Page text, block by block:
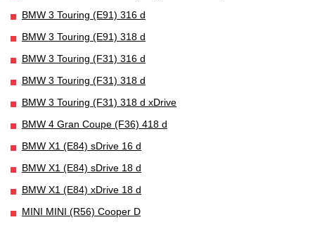
BMW 3 Touring (E91) 316 d
BMW 3 Touring (E91) 318 d
BMW 3 Touring (F31) 316 d
BMW 3 Touring (F31) 318 d
BMW 3 Touring (F31) 318 d xDrive
BMW 4 Gran Coupe (F36) 418 d
BMW X1 (E84) sDrive 16 d
BMW X1 (E84) sDrive 18 d
BMW X1 (E84) xDrive 18 d
MINI MINI (R56) Cooper D